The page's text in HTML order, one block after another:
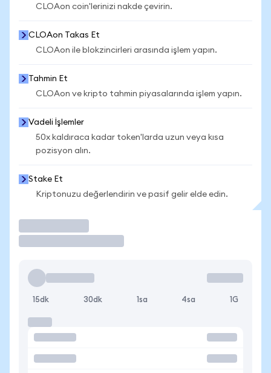
CLOAon coin'lerinizi nakde çevirin.
CLOAon Takas Et
CLOAon ile blokzincirleri arasında işlem yapın.
Tahmin Et
CLOAon ve kripto tahmin piyasalarında işlem yapın.
Vadeli İşlemler
50x kaldıraca kadar token'larda uzun veya kısa
pozisyon alın.
Stake Et
Kriptonuzu değerlendirin ve pasif gelir elde edin.
15dk 30dk 1sa 4sa 1G